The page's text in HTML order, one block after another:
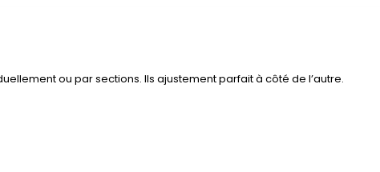
ou par sections. Ils ajustement parfait à côté de l’autre.